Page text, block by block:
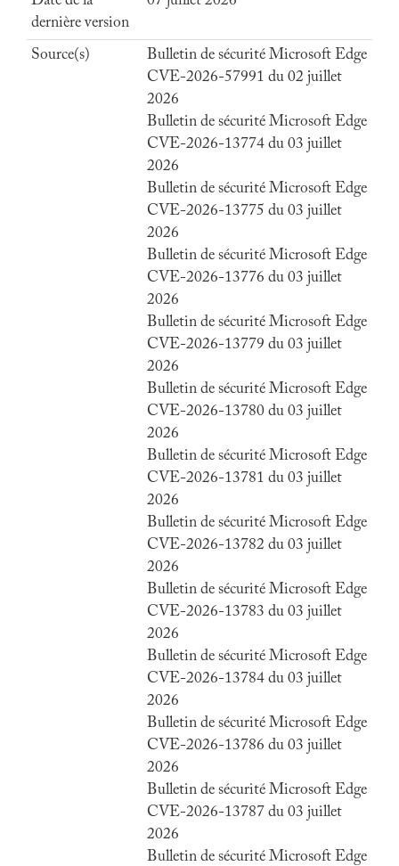
dernière version
Source(s)
Bulletin de sécurité Microsoft Edge
CVE-2026-57991 du 02 juillet
2026
Bulletin de sécurité Microsoft Edge
CVE-2026-13774 du 03 juillet
2026
Bulletin de sécurité Microsoft Edge
CVE-2026-13775 du 03 juillet
2026
Bulletin de sécurité Microsoft Edge
CVE-2026-13776 du 03 juillet
2026
Bulletin de sécurité Microsoft Edge
CVE-2026-13779 du 03 juillet
2026
Bulletin de sécurité Microsoft Edge
CVE-2026-13780 du 03 juillet
2026
Bulletin de sécurité Microsoft Edge
CVE-2026-13781 du 03 juillet
2026
Bulletin de sécurité Microsoft Edge
CVE-2026-13782 du 03 juillet
2026
Bulletin de sécurité Microsoft Edge
CVE-2026-13783 du 03 juillet
2026
Bulletin de sécurité Microsoft Edge
CVE-2026-13784 du 03 juillet
2026
Bulletin de sécurité Microsoft Edge
CVE-2026-13786 du 03 juillet
2026
Bulletin de sécurité Microsoft Edge
CVE-2026-13787 du 03 juillet
2026
Bulletin de sécurité Microsoft Edge